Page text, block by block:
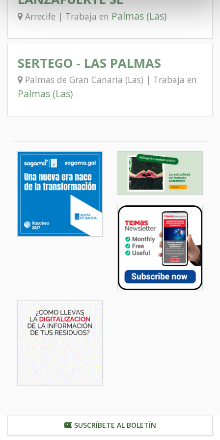
Arrecife | Trabaja en Palmas (Las)
SERTEGO - LAS PALMAS
Palmas de Gran Canaria (Las) | Trabaja en
Palmas (Las)
SUSCRÍBETE AL BOLETÍN